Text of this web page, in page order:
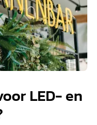
LED- en